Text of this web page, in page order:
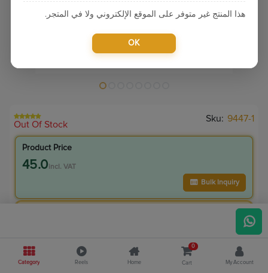
Out Of Stock
Sku: 9447-1
Product Price
45.0 incl. VAT
Bulk Inquiry
55.00 Save10.00
هذا المنتج غير متوفر على الموقع الإلكتروني ولا في المتجر.
OK
Category Reels Home
0
Cart My Account